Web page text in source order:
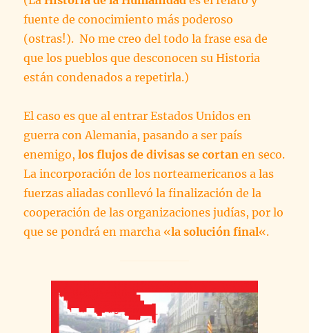
fuente de conocimiento más poderoso
(ostras!). No me creo del todo la frase esa de
que los pueblos que desconocen su Historia
están condenados a repetirla.)
El caso es que al entrar Estados Unidos en
guerra con Alemania, pasando a ser país
enemigo,los flujos de divisas se cortan en seco.
La incorporación de los norteamericanos a las
fuerzas aliadas conllevó la finalización de la
cooperación de las organizaciones judías, por lo
que se pondrá en marcha «la solución final«.